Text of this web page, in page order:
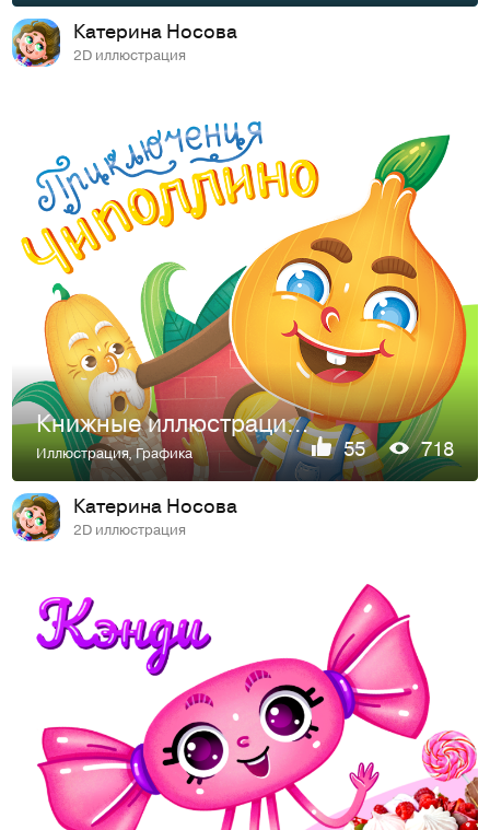
Катерина Носова
2D иллюстрация
Книжные иллюстрации "Приключения Чиполлино"
Иллюстрация,Графика 55 718
Катерина Носова
2D иллюстрация